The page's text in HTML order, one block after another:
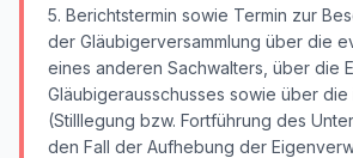
5. Berichtstermin sowie Termin zur
der Gläubigerversammlung über die
eines anderen Sachwalters, über die
Gläubigerausschusses sowie über die
(Stilllegung bzw. Fortführung des
den Fall der Aufhebung der